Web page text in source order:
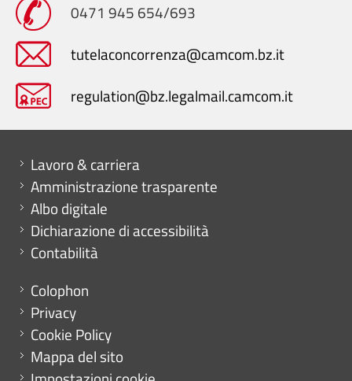
0471 945 654/693
tutelaconcorrenza@camcom.bz.it
regulation@bz.legalmail.camcom.it
Mini menu di servizio
Lavoro & carriera
Amministrazione trasparente
Albo digitale
Dichiarazione di accessibilità
Contabilità
Menu footer
Colophon
Privacy
Cookie Policy
Mappa del sito